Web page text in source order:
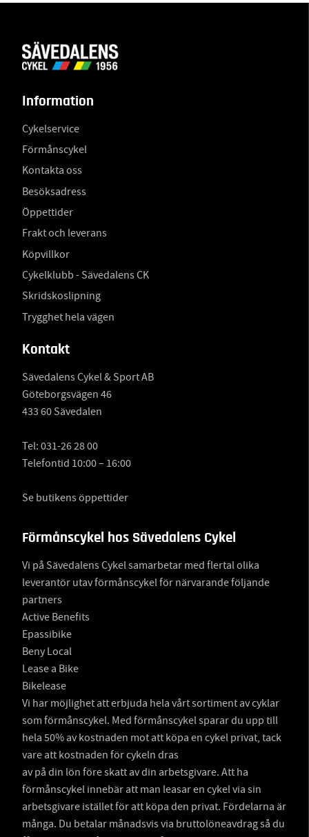
Information
Cykelservice
Förmånscykel
Kontakta oss
Besöksadress
Öppettider
Frakt och leverans
Köpvillkor
Cykelklubb - Sävedalens CK
Skridskoslipning
Trygghet hela vägen
Kontakt
Sävedalens Cykel & Sport AB
Göteborgsvägen 46
433 60 Sävedalen
Tel: 031-26 28 00
Telefontid 10:00 – 16:00
Se butikens öppettider
Förmånscykel hos Sävedalens Cykel
Vi på Sävedalens Cykel samarbetar med flertal olika
leverantör utav förmånscykel för närvarande följande
partners
Active Benefits
Epassibike
Beny Local
Lease a Bike
Bikelease
Vi har möjlighet att erbjuda hela vårt sortiment av cyklar
som förmånscykel. Med förmånscykel sparar du upp till
hela 50% av kostnaden mot att köpa en cykel privat, tack
vare att kostnaden för cykeln dras
av på din lön före skatt av din arbetsgivare. Att ha
förmånscykel innebär att man leasar en cykel via sin
arbetsgivare istället för att köpa den privat. Fördelarna är
många. Du betalar månadsvis via bruttolöneavdrag så du